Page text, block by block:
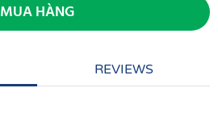
MUA HÀNG
REVIEWS